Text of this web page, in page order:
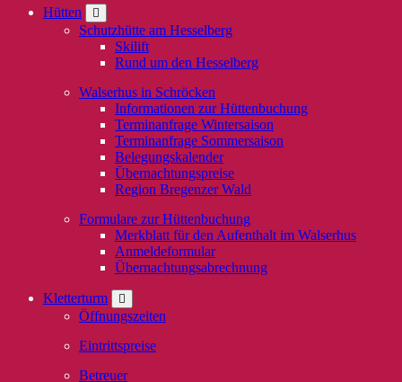
Hütten
Schutzhütte am Hesselberg
Skilift
Rund um den Hesselberg
Walserhus in Schröcken
Informationen zur Hüttenbuchung
Terminanfrage Wintersaison
Terminanfrage Sommersaison
Belegungskalender
Übernachtungspreise
Region Bregenzer Wald
Formulare zur Hüttenbuchung
Merkblatt für den Aufenthalt im Walserhus
Anmeldeformular
Übernachtungsabrechnung
Kletterturm
Öffnungszeiten
Eintrittspreise
Betreuer